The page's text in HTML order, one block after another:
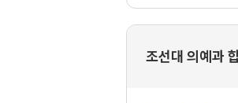
조선대 의예과